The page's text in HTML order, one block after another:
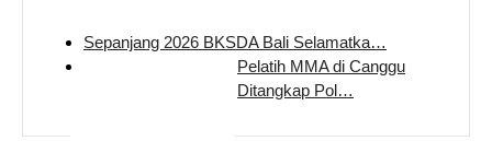
Sepanjang 2026 BKSDA Bali Selamatka…
Pelatih MMA di Canggu
Ditangkap Pol…